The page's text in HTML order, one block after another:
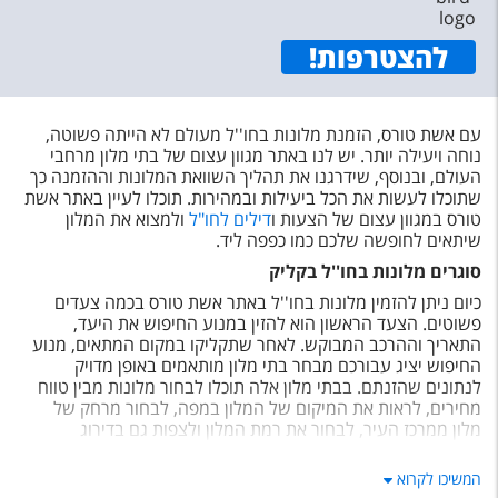
להצטרפות!
עם אשת טורס, הזמנת מלונות בחו''ל מעולם לא הייתה פשוטה,
נוחה ויעילה יותר. יש לנו באתר מגוון עצום של בתי מלון מרחבי
העולם, ובנוסף, שידרגנו את תהליך השוואת המלונות וההזמנה כך
שתוכלו לעשות את הכל ביעילות ובמהירות. תוכלו לעיין באתר אשת
טורס במגוון עצום של הצעות ודילים לחו"ל ולמצוא את המלון
שיתאים לחופשה שלכם כמו כפפה ליד.
סוגרים מלונות בחו''ל בקליק
כיום ניתן להזמין מלונות בחו''ל באתר אשת טורס בכמה צעדים
פשוטים. הצעד הראשון הוא להזין במנוע החיפוש את היעד,
התאריך וההרכב המבוקש. לאחר שתקליקו במקום המתאים, מנוע
החיפוש יציג עבורכם מבחר בתי מלון מותאמים באופן מדויק
לנתונים שהזנתם. בבתי מלון אלה תוכלו לבחור מלונות מבין טווח
מחירים, לראות את המיקום של המלון במפה, לבחור מרחק של
מלון ממרכז העיר, לבחור את רמת המלון ולצפות גם בדירוג
חוות הדעת על מלונות המוביל בעולם.
המשיכו לקרוא